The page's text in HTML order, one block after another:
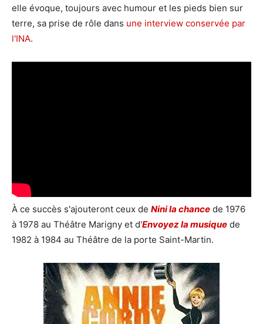
elle évoque, toujours avec humour et les pieds bien sur
terre, sa prise de rôle dans une interview conservée par
l'INA.
À ce succès s'ajouteront ceux de Nini la chance de 1976
à 1978 au Théâtre Marigny et d'Envoyez la musique de
1982 à 1984 au Théâtre de la porte Saint-Martin.